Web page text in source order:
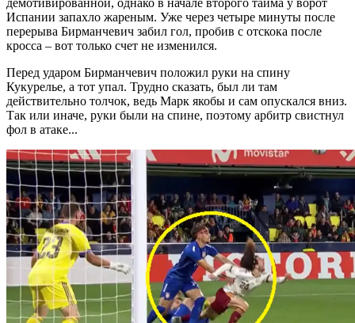
демотивированной, однако в начале второго тайма у ворот
Испании запахло жареным. Уже через четыре минуты после
перерыва Бирманчевич забил гол, пробив с отскока после
кросса – вот только счет не изменился.
Перед ударом Бирманчевич положил руки на спину
Кукурелье, а тот упал. Трудно сказать, был ли там
действительно толчок, ведь Марк якобы и сам опускался вниз.
Так или иначе, руки были на спине, поэтому арбитр свистнул
фол в атаке...